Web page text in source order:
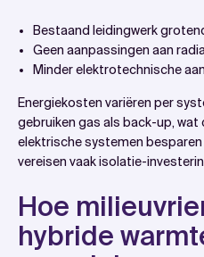
Bestaand leidingwerk
Geen aanpassingen aan
Minder elektrotechnische
Energiekosten variëren per
gebruiken gas als back-up,
elektrische systemen
vereisen vaak isolatie-
Hoe
hybride